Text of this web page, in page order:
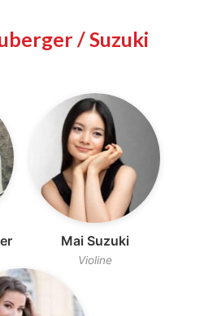
/ Suzuki
Mai Suzuki
Violine